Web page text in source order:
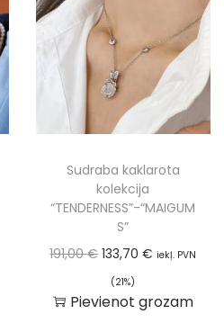
Sudraba kaklarota
kolekcija
“TENDERNESS”-“MAIGUM
S”
191,00€ 133,70€ iekļ. PVN
(21%)
Pievienot grozam